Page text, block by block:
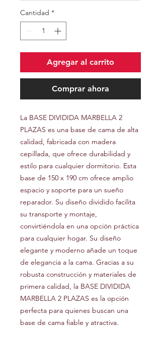
Cantidad *
Agregar al carrito
Comprar ahora
La BASE DIVIDIDA MARBELLA 2
PLAZAS es una base de cama de alta
calidad, fabricada con madera
cepillada, que ofrece durabilidad y
estilo para cualquier dormitorio. Esta
base de 150 x 190 cm ofrece amplio
espacio y soporte para un sueño
reparador. Su diseño dividido facilita
su transporte y montaje,
convirtiéndola en una opción práctica
para cualquier hogar. Su diseño
elegante y moderno añade un toque
de elegancia a la cama. Gracias a su
robusta construcción y materiales de
primera calidad, la BASE DIVIDIDA
MARBELLA 2 PLAZAS es la opción
perfecta para quienes buscan una
base de cama fiable y atractiva.